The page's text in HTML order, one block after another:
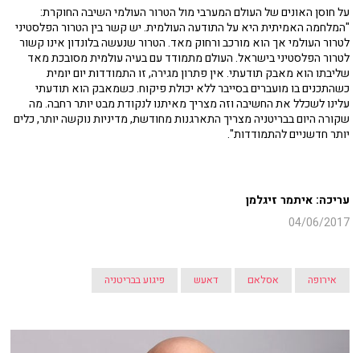
על חוסן האונים של העולם המערבי מול הטרור העולמי השיבה החוקרת:
"המלחמה האמיתית היא על התודעה העולמית. יש קשר בין הטרור הפלסטיני
לטרור העולמי אך הוא מורכב ורחוק מאד. הטרור שנעשה בלונדון אינו קשור
לטרור הפלסטיני בישראל. העולם מתמודד עם בעיה עולמית מסובכת מאד
שליבתו הוא מאבק תודעתי. אין פתרון מגירה, זו התמודדות יום יומית
כשהתכנים בו מועברים בסייבר ללא יכולת פיקוח. כשמאבק הוא תודעתי
עלינו לשכלל את החשיבה וזה מצריך מאיתנו לנקודת מבט יותר רחבה. מה
שקורה היום בבריטניה מצריך התארגנות מחודשת, מדיניות נוקשה יותר, כלים
יותר חדשניים להתמודדות".
עריכה: איתמר זיגלמן
04/06/2017
אירופה אסלאם דאעש פיגוע בבריטניה